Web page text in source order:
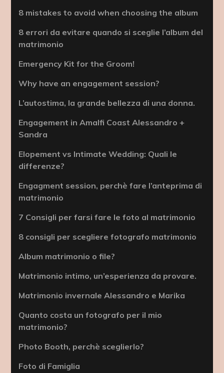
8 mistakes to avoid when choosing the album
8 errori da evitare quando si sceglie l’album del
matrimonio
Emergency Kit for the Groom!
Why have an engagement session?
L’autostima, la grande bellezza di una donna.
Engagement in Amalfi Coast Alessandro +
Sandra
Elopement vs Intimate Wedding: Quali le
differenze?
Engagment session, perchè fare l’anteprima di
matrimonio
7 Consigli per farsi fare le foto al matrimonio
8 consigli per scegliere fotografo matrimonio
Album matrimonio o file?
Matrimonio intimo, un’esperienza da provare.
Matrimonio invernale Alessandro e Marika
Quanto costa un fotografo per il mio
matrimonio?
Photo Booth, perchè sceglierlo?
Foto di Famiglia